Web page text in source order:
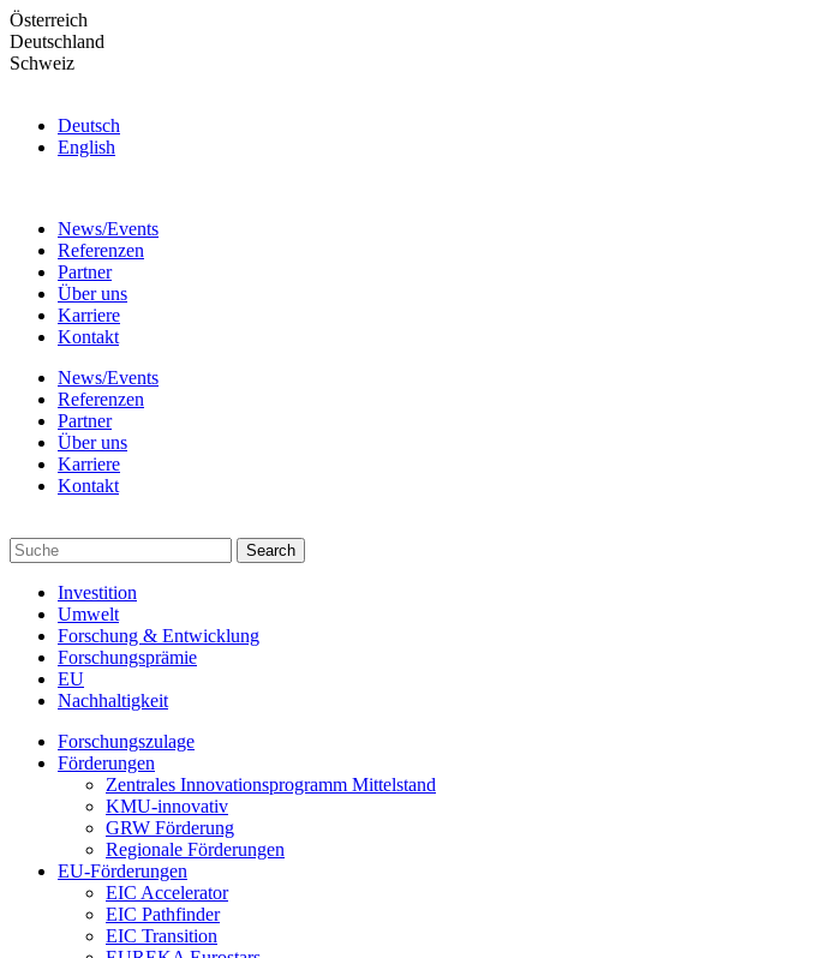
Skip
to
the
Österreich
Deutschland
Schweiz
Deutsch
English
News/Events
Referenzen
Partner
Über uns
Karriere
Kontakt
News/Events
Referenzen
Partner
Über uns
Karriere
Kontakt
Investition
Umwelt
Forschung & Entwicklung
Forschungsprämie
EU
Nachhaltigkeit
Forschungszulage
Förderungen
Zentrales Innovationsprogramm Mittelstand
KMU-innovativ
GRW Förderung
Regionale Förderungen
EU-Förderungen
EIC Accelerator
EIC Pathfinder
EIC Transition